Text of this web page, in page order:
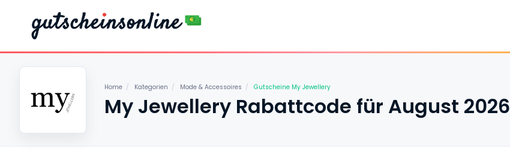
Home / Kategorien / Mode & Accessoires / Gutscheine My Jewellery
My Jewellery Rabattcode für August 2026